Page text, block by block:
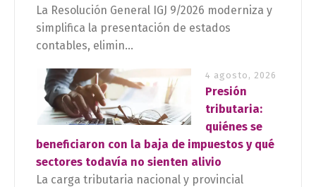
La Resolución General IGJ 9/2026 moderniza y
simplifica la presentación de estados
contables, elimin...
4 agosto, 2026
Presión
tributaria:
quiénes se
beneficiaron con la baja de impuestos y qué
sectores todavía no sienten alivio
La carga tributaria nacional y provincial